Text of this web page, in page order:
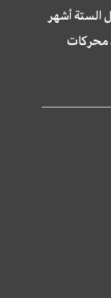
مرة خلال الستة أشهر
محركات